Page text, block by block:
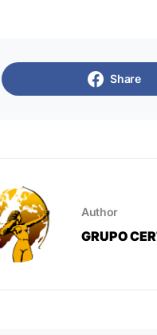
Share
Author
GRUPO